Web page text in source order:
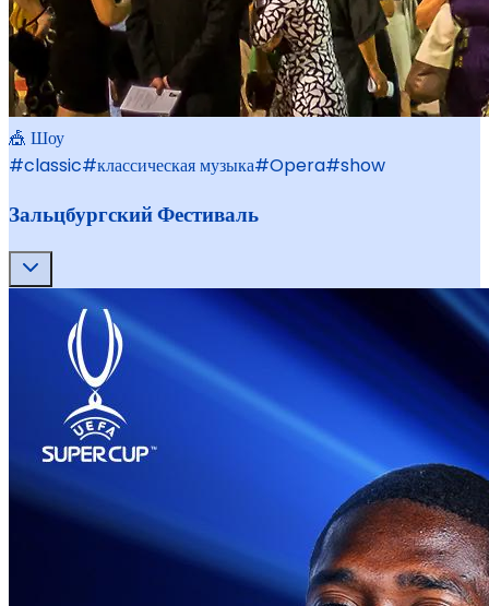
🎪 Шоу
#classic#классическая музыка#Opera#show
Зальцбургский Фестиваль